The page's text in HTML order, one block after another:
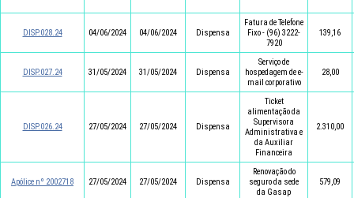
DISP.028.24 04/06/2024 04/06/2024 Dispensa
Fatura de Telefone
Fixo - (96) 3222-
7920
139,16
DISP.027.24 31/05/2024 31/05/2024 Dispensa
Serviço de
hospedagem de e-
mail corporativo
28,00
DISP.026.24 27/05/2024 27/05/2024 Dispensa
Ticket
alimentação da
Supervisora
Administrativa e
da Auxiliar
Financeira
2.310,00
Apólice nº 2002718 27/05/2024 27/05/2024 Dispensa
Renovação do
seguro da sede
da Gasap
579,09